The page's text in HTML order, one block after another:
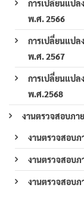
การเปลี่ยนแป
พ.ศ. 2566
การเปลี่ยนแป
พ.ศ. 2567
การเปลี่ยนแป
พ.ศ.2568
งานตรวจสอบภา
งานตรวจสอบ
งานตรวจสอบ
งานตรวจสอบ